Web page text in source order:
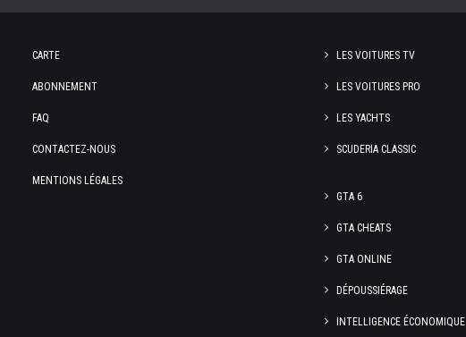
CARTE
ABONNEMENT
FAQ
CONTACTEZ-NOUS
MENTIONS LÉGALES
LES VOITURES TV
LES VOITURES PRO
LES YACHTS
SCUDERIA CLASSIC
GTA 6
GTA CHEATS
GTA ONLINE
DÉPOUSSIÉRAGE
INTELLIGENCE ÉCONOMIQUE